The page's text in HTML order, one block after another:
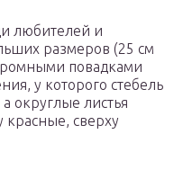
любителей и
размеров (25 см
повадками
у которого стебель
округлые листья
красные, сверху